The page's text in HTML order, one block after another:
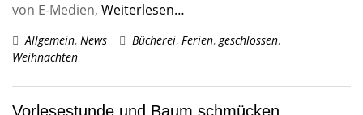
von E-Medien, Weiterlesen…
Allgemein, News Bücherei, Ferien,geschlossen,
Weihnachten
Vorlesestunde und Baum schmücken